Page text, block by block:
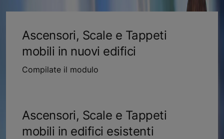
Ascensori, Scale e Tappeti
mobili in nuovi edifici
Compilate il modulo
Ascensori, Scale e Tappeti
mobili in edifici esistenti